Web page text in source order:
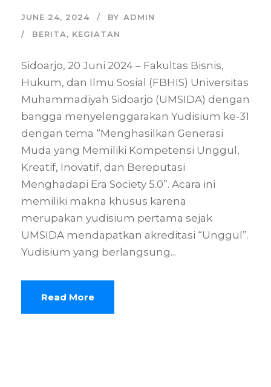
JUNE 24, 2024 BY ADMIN
BERITA, KEGIATAN
Sidoarjo, 20 Juni 2024 – Fakultas Bisnis,
Hukum, dan Ilmu Sosial (FBHIS) Universitas
Muhammadiyah Sidoarjo (UMSIDA) dengan
bangga menyelenggarakan Yudisium ke-31
dengan tema “Menghasilkan Generasi
Muda yang Memiliki Kompetensi Unggul,
Kreatif, Inovatif, dan Bereputasi
Menghadapi Era Society 5.0”. Acara ini
memiliki makna khusus karena
merupakan yudisium pertama sejak
UMSIDA mendapatkan akreditasi “Unggul”.
Yudisium yang berlangsung...
Read More